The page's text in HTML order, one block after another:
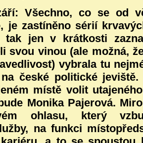
Všechno, co se od
je zastíněno sérií
jen v krátkosti
svou vinou (ale možná,
vybrala tu
české politické
místě volit
Monika Pajerová.
ohlasu, který
na funkci